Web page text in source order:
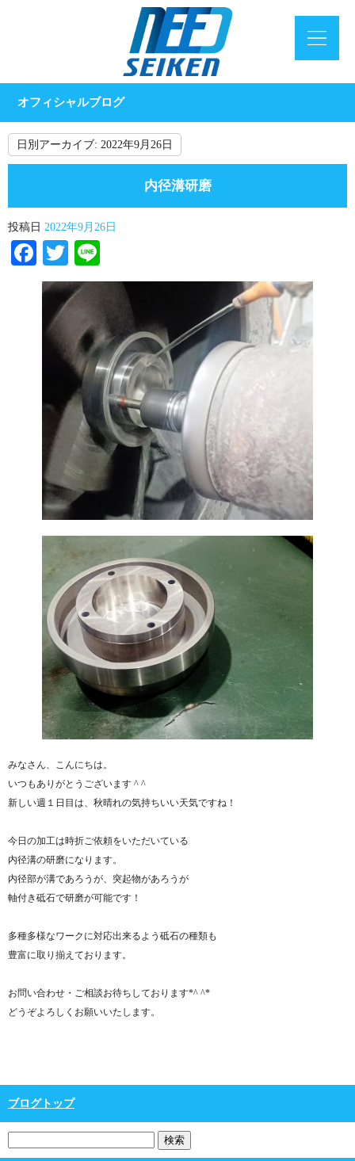
オフィシャルブログ
日別アーカイブ: 2022年9月26日
内径溝研磨
投稿日 2022年9月26日
Facebook
Twitter
みなさん、こんにちは。
いつもありがとうございます ^ ^
新しい週１日目は、秋晴れの気持ちいい天気ですね！
今日の加工は時折ご依頼をいただいている
内径溝の研磨になります。
内径部が溝であろうが、突起物があろうが
軸付き砥石で研磨が可能です！
多種多様なワークに対応出来るよう砥石の種類も
豊富に取り揃えております。
お問い合わせ・ご相談お待ちしております*^ ^*
どうぞよろしくお願いいたします。
ブログトップ